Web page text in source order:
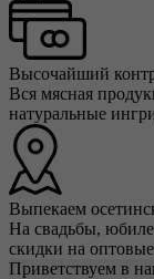
Высочайший
Вся мясная
натуральные
Выпекаем
На свадьбы,
скидки на
Приветствуем в